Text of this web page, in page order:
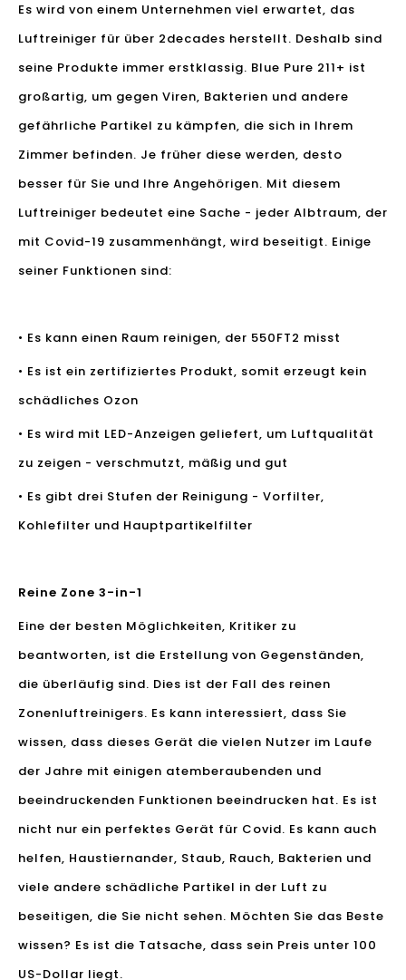
Es wird von einem Unternehmen viel erwartet, das
Luftreiniger für über 2decades herstellt. Deshalb sind
seine Produkte immer erstklassig. Blue Pure 211+ ist
großartig, um gegen Viren, Bakterien und andere
gefährliche Partikel zu kämpfen, die sich in Ihrem
Zimmer befinden. Je früher diese werden, desto
besser für Sie und Ihre Angehörigen. Mit diesem
Luftreiniger bedeutet eine Sache - jeder Albtraum, der
mit Covid-19 zusammenhängt, wird beseitigt. Einige
seiner Funktionen sind:
• Es kann einen Raum reinigen, der 550FT2 misst
• Es ist ein zertifiziertes Produkt, somit erzeugt kein
schädliches Ozon
• Es wird mit LED-Anzeigen geliefert, um Luftqualität
zu zeigen - verschmutzt, mäßig und gut
• Es gibt drei Stufen der Reinigung - Vorfilter,
Kohlefilter und Hauptpartikelfilter
Reine Zone 3-in-1
Eine der besten Möglichkeiten, Kritiker zu
beantworten, ist die Erstellung von Gegenständen,
die überläufig sind. Dies ist der Fall des reinen
Zonenluftreinigers. Es kann interessiert, dass Sie
wissen, dass dieses Gerät die vielen Nutzer im Laufe
der Jahre mit einigen atemberaubenden und
beeindruckenden Funktionen beeindrucken hat. Es ist
nicht nur ein perfektes Gerät für Covid. Es kann auch
helfen, Haustiernander, Staub, Rauch, Bakterien und
viele andere schädliche Partikel in der Luft zu
beseitigen, die Sie nicht sehen. Möchten Sie das Beste
wissen? Es ist die Tatsache, dass sein Preis unter 100
US-Dollar liegt.